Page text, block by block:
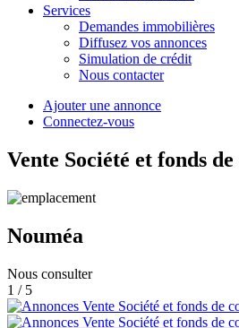
Services
Demandes immobilières
Diffusez vos annonces
Simulation de crédit
Nous contacter
Ajouter une annonce
Connectez-vous
Vente Société et fonds
Nouméa
Nous consulter
1 / 5